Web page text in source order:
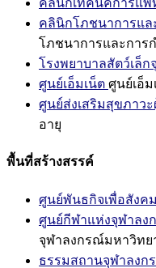
คลินิกเทคนิคการแพ
คลินิกโภชนาการแล
โภชนาการและการ
โรงพยาบาลสัตว์เล็ก
ศูนย์เอ็มเน็ต ศูนย์เอ็ม
ศูนย์ส่งเสริมสุขภาวะ
อายุ
พื้นที่สร้างสรรค์
ศูนย์พันธกิจเพื่อสังคม
ศูนย์กีฬาแห่งจุฬาลง
จุฬาลงกรณ์มหาวิทย
ธรรมสถานจุฬาลงก